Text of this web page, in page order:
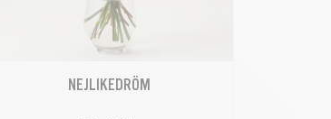
NEJLIKEDRÖM